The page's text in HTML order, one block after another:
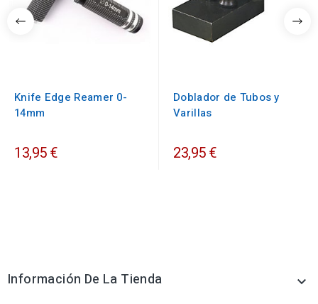
Knife Edge Reamer 0-
14mm
13,95 €
Doblador de Tubos y
Varillas
23,95 €
Información De La Tienda 